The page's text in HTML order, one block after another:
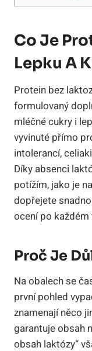
Co Je
Lepku A
Protein bez
formulovaný
mléčné cukry i
vyvinuté přímo
intolerancí,
Díky absenci
potížím, jako je
dopřejete
ocení po každém
Proč Je
Na obalech se
první pohled
znamenají něco
garantuje obsah
obsah laktózy“